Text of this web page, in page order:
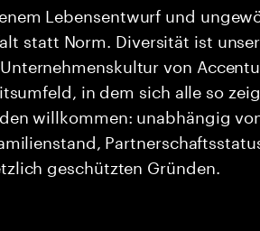
Lebensentwurf und
statt Norm. Diversität ist
von
in dem sich alle so
willkommen: unabhängig
geschützten Gründen.